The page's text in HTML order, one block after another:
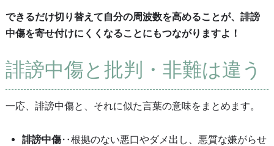
できるだけ切り替えて自分の周波数を高めることが、誹謗
中傷を寄せ付けにくくなることにもつながりますよ！
誹謗中傷と批判・非難は違う
一応、誹謗中傷と、それに似た言葉の意味をまとめます。
誹謗中傷‥根拠のない悪口やダメ出し、悪質な嫌がらせ